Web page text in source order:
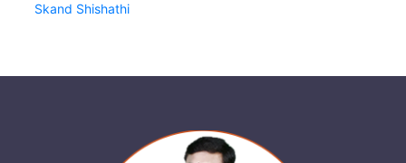
Skand Shishathi